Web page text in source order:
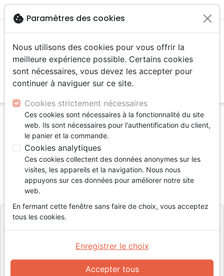
menu
Accueil Livres Méditations Frates
Frates
Auteur :Pascal Scheidegger| Illustrateur :
Anne-Marie Hozay
RéférencePRET6532 EAN9782940565320
Editeur Éditions Prétexte
cookie Paramètres des cookies
Nous utilisons des cookies pour vous offrir la
meilleure expérience possible. Certains cookies
sont nécessaires, vous devez les accepter pour
continuer à naviguer sur ce site.
Cookies strictement nécessaires
Ces cookies sont nécessaires à la fonctionnalité du site
web. Ils sont nécessaires pour l'authentification du client,
le panier et la commande.
Cookies analytiques
Ces cookies collectent des données anonymes sur les
visites, les appareils et la navigation. Nous nous
appuyons sur ces données pour améliorer notre site
web.
En fermant cette fenêtre sans faire de choix, vous acceptez
tous les cookies.
Accepter tous
Enregistrer le choix